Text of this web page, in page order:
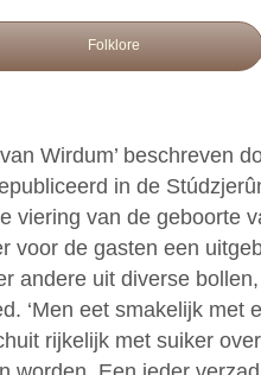
Folklore
Wirdum’ beschreven
in de
viering van de geboorte
voor de gasten een
andere uit diverse
‘Men eet smakelijk met
rijkelijk met suiker